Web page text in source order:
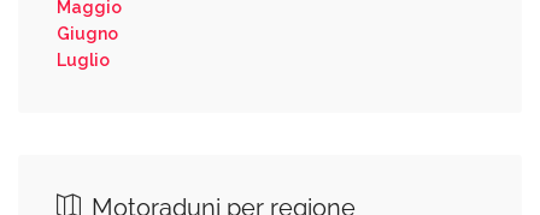
Maggio
Giugno
Luglio
Motoraduni per regione